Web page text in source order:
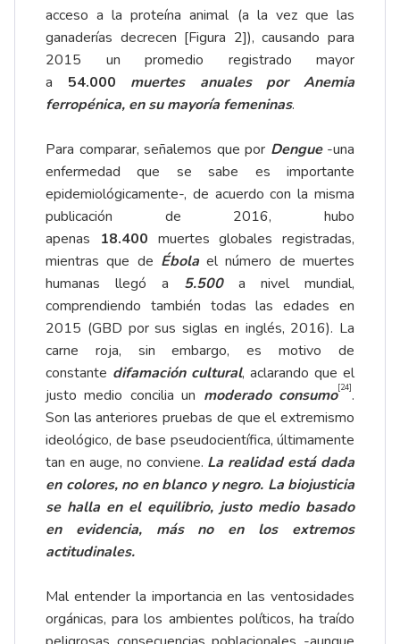
acceso a la proteína animal (a la vez que las
ganaderías decrecen [Figura 2]), causando para
2015 un promedio registrado mayor
a 54.000 muertes anuales por Anemia
ferropénica, en su mayoría femeninas.
Para comparar, señalemos que por Dengue-una
enfermedad que se sabe es importante
epidemiológicamente-, de acuerdo con la misma
publicación de 2016, hubo
apenas
18.400 muertes globales registradas,
mientras que de Ébolael número de muertes
humanas llegó a 5.500 a nivel mundial,
comprendiendo también todas las edades en
2015 (GBD por sus siglas en inglés, 2016). La
carne roja, sin embargo, es motivo de
constante difamación cultural, aclarando que el
justo medio concilia un moderado consumo[24].
Son las anteriores pruebas de que el extremismo
ideológico, de base pseudocientífica, últimamente
tan en auge, no conviene. La realidad está dada
en colores, no en blanco y negro. La biojusticia
se halla en el equilibrio, justo medio basado
en evidencia, más no en los extremos
actitudinales.
Mal entender la importancia en las ventosidades
orgánicas, para los ambientes políticos, ha traído